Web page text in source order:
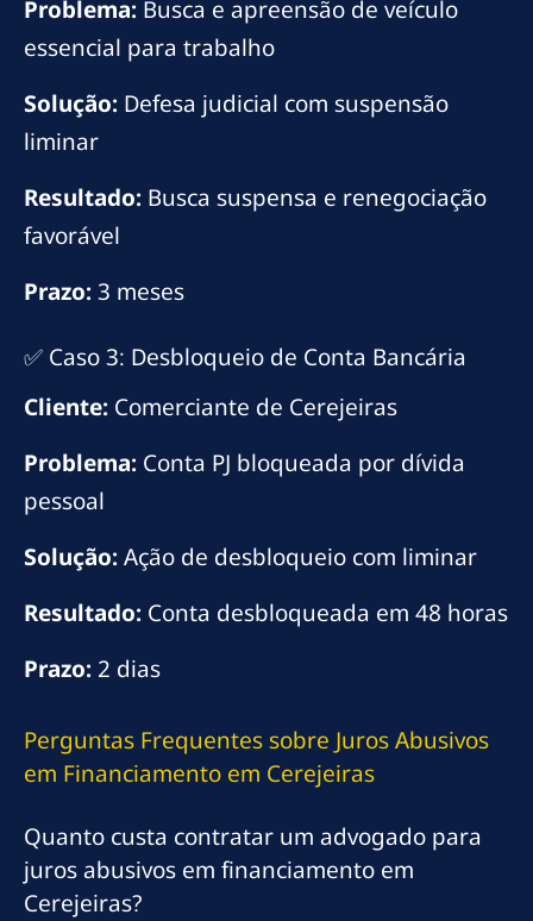
Problema: Busca e apreensão de veículo
essencial para trabalho
Solução: Defesa judicial com suspensão
liminar
Resultado: Busca suspensa e renegociação
favorável
Prazo:3 meses
✅ Caso 3: Desbloqueio de Conta Bancária
Cliente: Comerciante de Cerejeiras
Problema: Conta PJ bloqueada por dívida
pessoal
Solução:Ação de desbloqueio com liminar
Resultado: Conta desbloqueada em 48 horas
Prazo: 2 dias
Perguntas Frequentes sobre Juros Abusivos
em Financiamento em Cerejeiras
Quanto custa contratar um advogado para
juros abusivos em financiamento em
Cerejeiras?